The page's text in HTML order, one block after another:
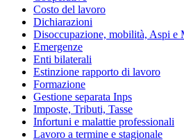
Costo del lavoro
Dichiarazioni
Disoccupazione, mobilità, Aspi e
Emergenze
Enti bilaterali
Estinzione rapporto di lavoro
Formazione
Gestione separata Inps
Imposte, Tributi, Tasse
Infortuni e malattie professionali
Lavoro a termine e stagionale